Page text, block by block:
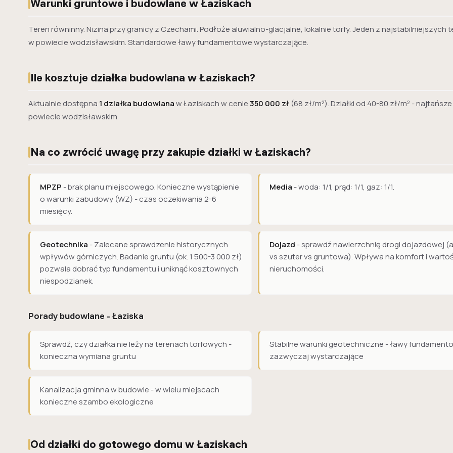
Warunki gruntowe i budowlane w Łaziskach
Teren równinny. Nizina przy granicy z Czechami. Podłoże aluwialno-glacjalne, lokalnie torfy. Jeden z najstabilniejszych
w powiecie wodzisławskim. Standardowe ławy fundamentowe wystarczające.
Ile kosztuje działka budowlana w Łaziskach?
Aktualnie dostępna 1 działka budowlanaw Łaziskach w cenie350 000 zł (68 zł/m²). Działki od 40-80 zł/m² -
powiecie wodzisławskim.
Na co zwrócić uwagę przy zakupie działki w Łaziskach?
MPZP - brak planu miejscowego. Konieczne wystąpienie
o warunki zabudowy (WZ) - czas oczekiwania 2-6
miesięcy.
Media - woda: 1/1, prąd: 1/1, gaz: 1/1.
Geotechnika - Zalecane sprawdzenie historycznych
wpływów górniczych. Badanie gruntu (ok. 1 500-3 000 zł)
pozwala dobrać typ fundamentu i uniknąć kosztownych
niespodzianek.
Dojazd - sprawdź nawierzchnię drogi dojazdowej
vs szuter vs gruntowa). Wpływa na komfort i
nieruchomości.
Porady budowlane - Łaziska
Sprawdź, czy działka nie leży na terenach torfowych -
konieczna wymiana gruntu
Stabilne warunki geotechniczne - ławy
zazwyczaj wystarczające
Kanalizacja gminna w budowie - w wielu miejscach
konieczne szambo ekologiczne
Od działki do gotowego domu w Łaziskach